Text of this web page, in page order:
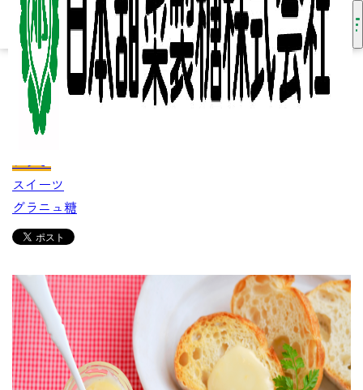
HOME 知る・楽しむ レシピ ミルクジャム
2026/01/20
ミルクジャム
レシピ
スイーツ
グラニュ糖